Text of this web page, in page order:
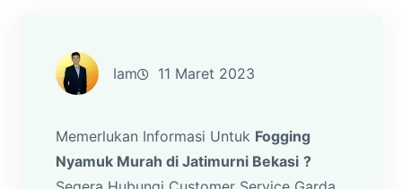
Iam 11 Maret 2023
Memerlukan Informasi Untuk Fogging
Nyamuk Murah di Jatimurni Bekasi ?